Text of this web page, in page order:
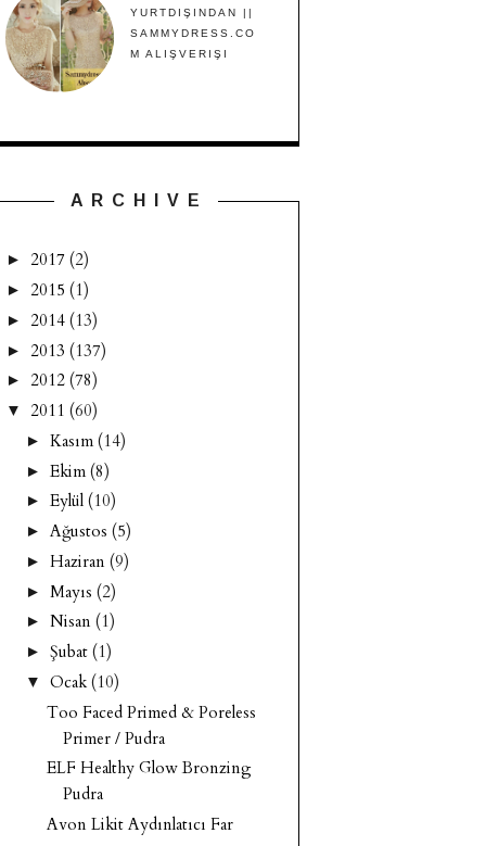
YURTDIŞINDAN ||
SAMMYDRESS.CO
M ALIŞVERIŞI
A R C H I V E
► 2017 (2)
► 2015 (1)
► 2014 (13)
► 2013 (137)
► 2012 (78)
▼ 2011 (60)
► Kasım (14)
► Ekim (8)
► Eylül (10)
► Ağustos (5)
► Haziran (9)
► Mayıs (2)
► Nisan (1)
► Şubat (1)
▼ Ocak (10)
Too Faced Primed & Poreless
Primer / Pudra
ELF Healthy Glow Bronzing
Pudra
Avon Likit Aydınlatıcı Far